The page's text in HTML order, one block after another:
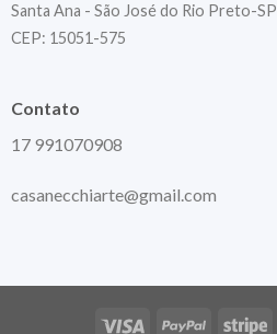
Santa Ana - São José do Rio Preto-SP
CEP: 15051-575
Contato
17 991070908
casanecchiarte@gmail.com